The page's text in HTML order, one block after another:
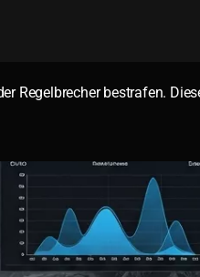
Regelbrecher bestrafen.